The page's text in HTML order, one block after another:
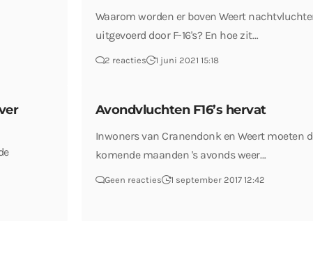
Waarom worden er boven Weert
uitgevoerd door F-16's? En hoe zit…
2 reacties 1 juni 2021 15:18
Avondvluchten F16’s hervat
Inwoners van Cranendonk en Weert moeten
komende maanden 's avonds weer…
Geen reacties 1 september 2017 12:42